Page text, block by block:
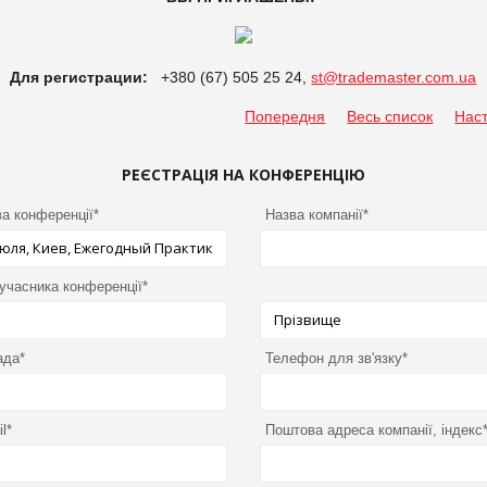
Для регистрации: +380 (67) 505 25 24,st@trademaster.com.ua
Попередня Весь список
РЕЄСТРАЦІЯ НА КОНФЕРЕНЦІЮ
конференції* Назва компанії*
учасника конференції*
Телефон для зв'язку*
Поштова адреса компанії, індекс*